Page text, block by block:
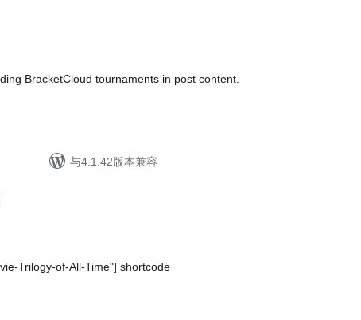
BracketCloud tournaments in post content.
与4.1.42版本兼容
Trilogy-of-All-Time"] shortcode